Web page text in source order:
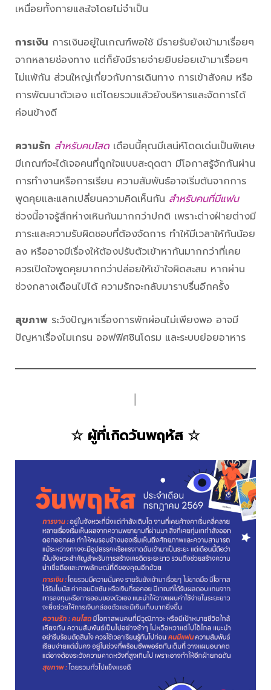
เหนื่อยทั้งกายและใจโดยไม่จำเป็น
การเงิน การเงินอยู่ในเกณฑ์พอใช้ มีรายรับยังเข้ามาเรื่อยๆ
จากหลายช่องทาง แต่ก็ยังมีรายจ่ายยิบย่อยเข้ามาเรื่อยๆ
ไม่แพ้กัน ส่วนใหญ่เกี่ยวกับการเดินทาง การเข้าสังคม หรือ
การพัฒนาตัวเอง แต่โดยรวมแล้วยังบริหารและจัดการได้
ค่อนข้างดี
ความรัก สำหรับคนโสดเดือนนี้คุณมีเสน่ห์โดดเด่นเป็นพิเศษ
มีเกณฑ์จะได้เจอคนที่ถูกใจแบบสะดุดตา มีโอกาสรู้จักกันผ่าน
การทำงานหรือการเรียน ความสัมพันธ์อาจเริ่มต้นจากการ
พูดคุยและแลกเปลี่ยนความคิดเห็นกัน สำหรับคนที่มีแฟน
ช่วงนี้อาจรู้สึกห่างเหินกันมากกว่าปกติ เพราะต่างฝ่ายต่างมี
ภาระและความรับผิดชอบที่ต้องจัดการ ทำให้มีเวลาให้กันน้อย
ลง หรืออาจมีเรื่องให้ต้องปรับตัวเข้าหากันมากกว่าที่เคย
ควรเปิดใจพูดคุยมากกว่าปล่อยให้เข้าใจผิดสะสม หากผ่าน
ช่วงกลางเดือนไปได้ ความรักจะกลับมาราบรื่นอีกครั้ง
สุขภาพ ระวังปัญหาเรื่องการพักผ่อนไม่เพียงพอ อาจมี
ปัญหาเรื่องไมเกรน ออฟฟิศซินโดรม และระบบย่อยอาหาร
☆ ผู้ที่เกิดวันพฤหัส ☆